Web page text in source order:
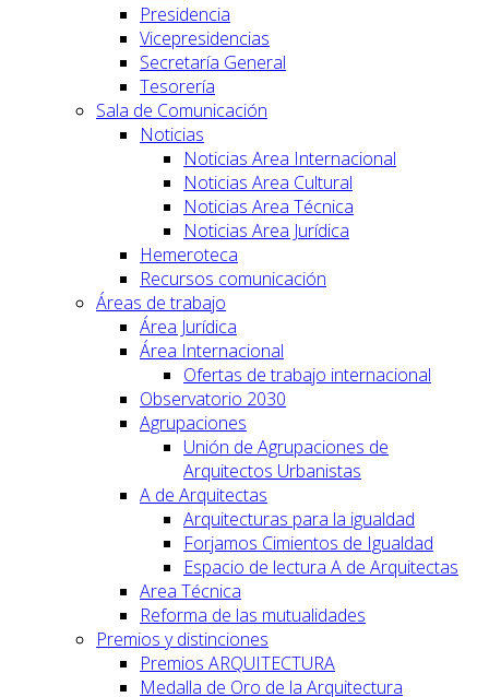
Presidencia
Vicepresidencias
Secretaría General
Tesorería
Sala de Comunicación
Noticias
Noticias Area Internacional
Noticias Area Cultural
Noticias Area Técnica
Noticias Area Jurídica
Hemeroteca
Recursos comunicación
Áreas de trabajo
Área Jurídica
Área Internacional
Ofertas de trabajo internacional
Observatorio 2030
Agrupaciones
Unión de Agrupaciones de
Arquitectos Urbanistas
A de Arquitectas
Arquitecturas para la igualdad
Forjamos Cimientos de Igualdad
Espacio de lectura A de Arquitectas
Area Técnica
Reforma de las mutualidades
Premios y distinciones
Premios ARQUITECTURA
Medalla de Oro de la Arquitectura